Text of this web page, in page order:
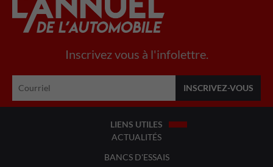
Inscrivez vous à l'infolettre.
LIENS UTILES
ACTUALITÉS
BANCS D'ESSAIS